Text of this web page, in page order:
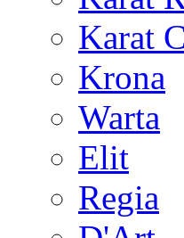
Karat
Krona
Warta
Elit
Regia